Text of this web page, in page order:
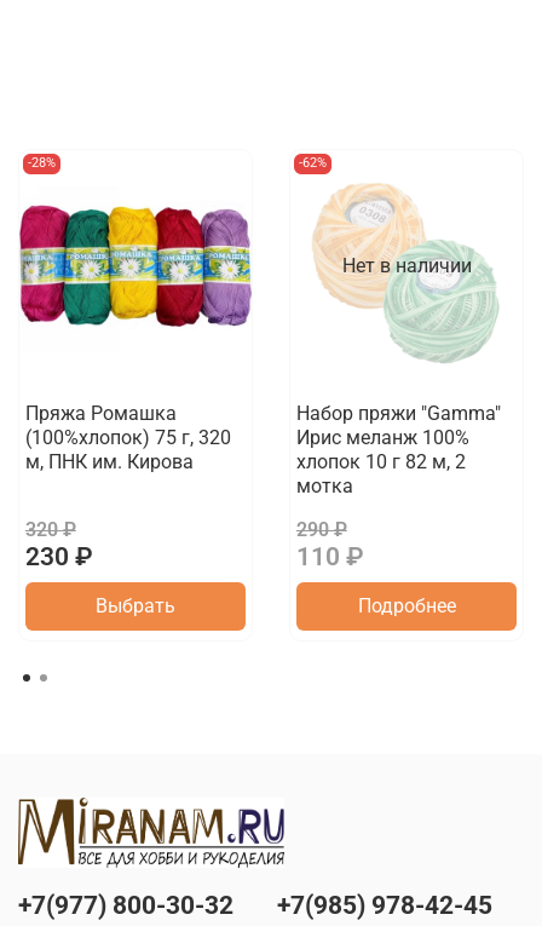
-28%
Пряжа Ромашка
(100%хлопок) 75 г, 320
м, ПНК им. Кирова
320 ₽
230 ₽
Выбрать
Нет в наличии
-62%
Набор пряжи "Gamma"
Ирис меланж 100%
хлопок 10 г 82 м, 2
мотка
290 ₽
110 ₽
Подробнее
+7(977) 800-30-32 +7(985) 978-42-45